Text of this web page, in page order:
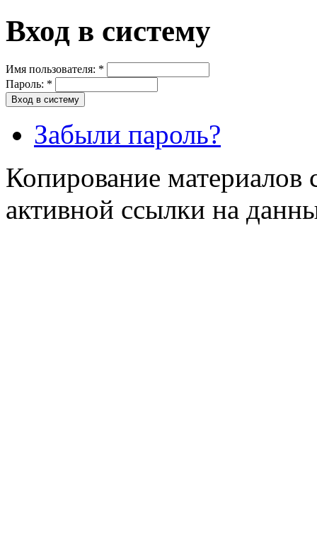
Вход в систему
Имя пользователя: *
Пароль: *
Забыли пароль?
Копирование материалов
активной ссылки на